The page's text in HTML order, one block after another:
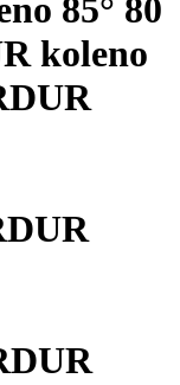
85° 80
koleno